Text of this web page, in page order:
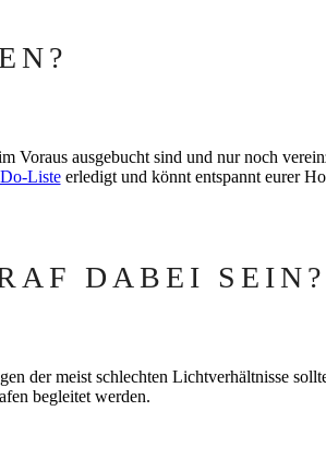
Voraus ausgebucht sind und nur noch
Listeerledigt und könnt entspannt eurer
DABEI SEIN?
der meist schlechten Lichtverhältnisse
begleitet werden.